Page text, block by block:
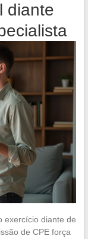
diante
exercício diante de
de CPE força